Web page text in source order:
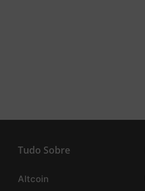
Tudo Sobre
Altcoin